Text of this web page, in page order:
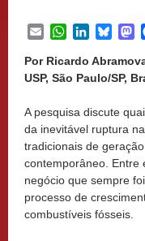
EmailWhatsApp
LinkedIn
Por Ricardo
USP, São Paulo/SP,
A pesquisa discute
da inevitável ruptura
tradicionais de
contemporâneo. Entre
negócio que sempre
processo de
combustíveis fósseis.